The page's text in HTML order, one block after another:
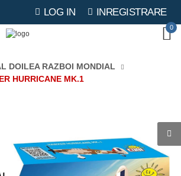
LOG IN INREGISTRARE
0
DOILEA RAZBOI MONDIAL
HURRICANE MK.1